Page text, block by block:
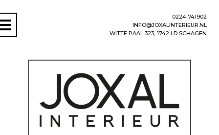
0224 741902
INFO@JOXALINTERIEUR.NL
WITTE PAAL 323, 1742 LD SCHAGEN